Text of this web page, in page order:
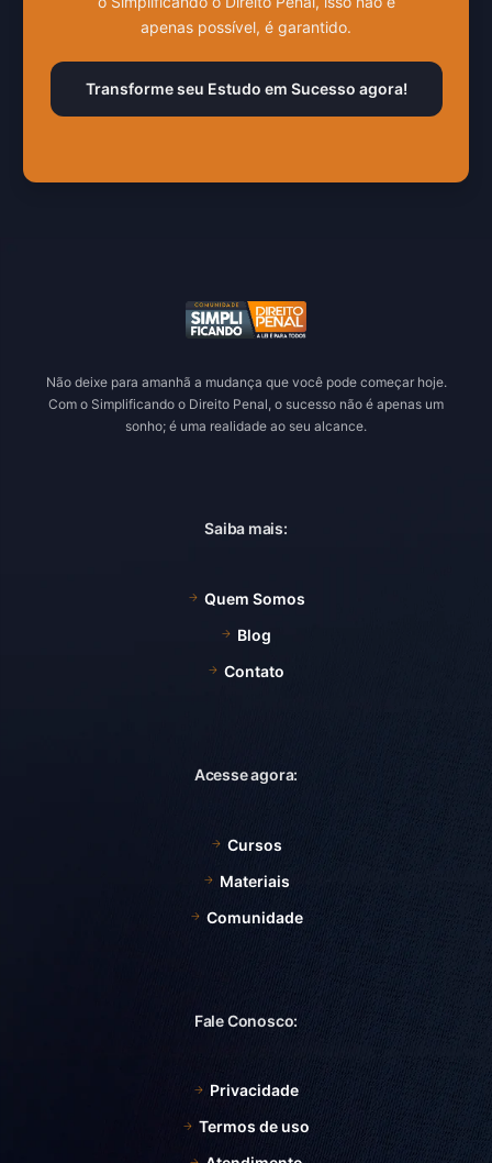
apenas possível, é garantido.
Transforme seu Estudo em Sucesso agora!
Não deixe para amanhã a mudança que você pode começar hoje.
Com o Simplificando o Direito Penal, o sucesso não é apenas um
sonho; é uma realidade ao seu alcance.
Saiba mais:
Quem Somos
Blog
Contato
Acesse agora:
Cursos
Materiais
Comunidade
Fale Conosco:
Privacidade
Termos de uso